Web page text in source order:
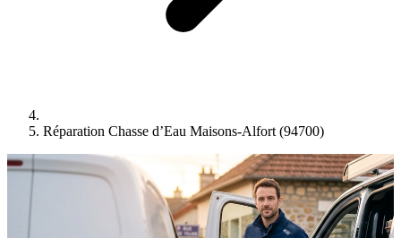
Réparation Chasse d’Eau Maisons-Alfort (94700)